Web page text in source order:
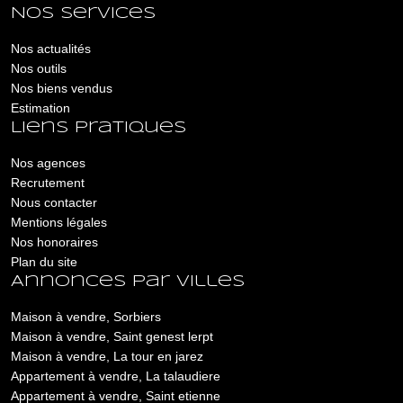
Nos services
Nos actualités
Nos outils
Nos biens vendus
Estimation
Liens pratiques
Nos agences
Recrutement
Nous contacter
Mentions légales
Nos honoraires
Plan du site
Annonces par villes
Maison à vendre, Sorbiers
Maison à vendre, Saint genest lerpt
Maison à vendre, La tour en jarez
Appartement à vendre, La talaudiere
Appartement à vendre, Saint etienne